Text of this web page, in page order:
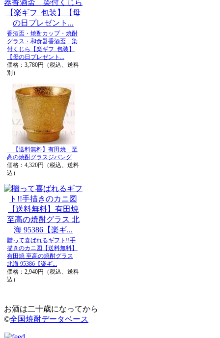
香酒盃・焼酎カップ・焼酎
グラス・和食器香酒盃 染
付くじら【楽ギフ_包装】
【母の日プレゼント...
価格：3,780円（税込、送料
別）
【送料無料】有田焼 至
高の焼酎グラスジパング
価格：4,320円（税込、送料
込）
贈って喜ばれるギフト!!手
描きのカニ図【送料無料】
有田焼 至高の焼酎グラス
北海 95386【楽ギ...
価格：2,940円（税込、送料
込）
お酒は二十歳になってから
©全国焼酎データベース